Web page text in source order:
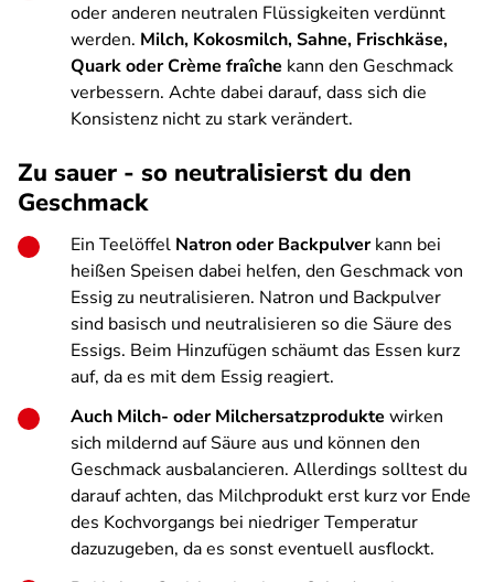
oder anderen neutralen Flüssigkeiten verdünnt
werden. Milch, Kokosmilch, Sahne, Frischkäse,
Quark oder Crème fraîche kann den Geschmack
verbessern. Achte dabei darauf, dass sich die
Konsistenz nicht zu stark verändert.
Zu sauer - so neutralisierst du den
Geschmack
Ein Teelöffel Natron oder Backpulverkann bei
heißen Speisen dabei helfen, den Geschmack von
Essig zu neutralisieren. Natron und Backpulver
sind basisch und neutralisieren so die Säure des
Essigs. Beim Hinzufügen schäumt das Essen kurz
auf, da es mit dem Essig reagiert.
Auch Milch- oder Milchersatzprodukte wirken
sich mildernd auf Säure aus und können den
Geschmack ausbalancieren. Allerdings solltest du
darauf achten, das Milchprodukt erst kurz vor Ende
des Kochvorgangs bei niedriger Temperatur
dazuzugeben, da es sonst eventuell ausflockt.